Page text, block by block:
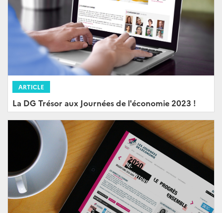
ARTICLE
La DG Trésor aux Journées de l'économie 2023 !